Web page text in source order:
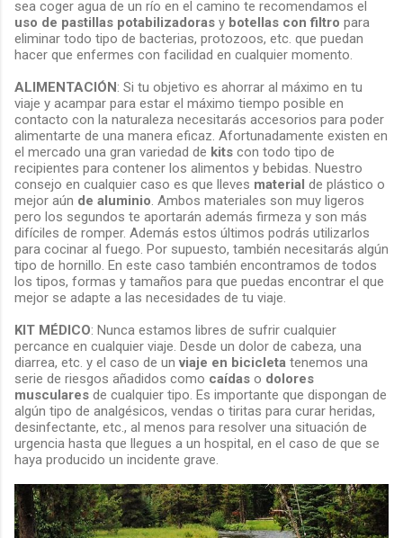
sea coger agua de un río en el camino te recomendamos el
uso de pastillas potabilizadoras y botellas con filtro para
eliminar todo tipo de bacterias, protozoos, etc. que puedan
hacer que enfermes con facilidad en cualquier momento.
ALIMENTACIÓN: Si tu objetivo es ahorrar al máximo en tu
viaje y acampar para estar el máximo tiempo posible en
contacto con la naturaleza necesitarás accesorios para poder
alimentarte de una manera eficaz. Afortunadamente existen en
el mercado una gran variedad de kits con todo tipo de
recipientes para contener los alimentos y bebidas. Nuestro
consejo en cualquier caso es que lleves material de plástico o
mejor aún de aluminio . Ambos materiales son muy ligeros
pero los segundos te aportarán además firmeza y son más
difíciles de romper. Además estos últimos podrás utilizarlos
para cocinar al fuego. Por supuesto, también necesitarás algún
tipo de hornillo. En este caso también encontramos de todos
los tipos, formas y tamaños para que puedas encontrar el que
mejor se adapte a las necesidades de tu viaje.
KIT MÉDICO: Nunca estamos libres de sufrir cualquier
percance en cualquier viaje. Desde un dolor de cabeza, una
diarrea, etc. y el caso de unviaje en bicicleta tenemos una
serie de riesgos añadidos como caídas o dolores
musculares de cualquier tipo. Es importante que dispongan de
algún tipo de analgésicos, vendas o tiritas para curar heridas,
desinfectante, etc., al menos para resolver una situación de
urgencia hasta que llegues a un hospital, en el caso de que se
haya producido un incidente grave.